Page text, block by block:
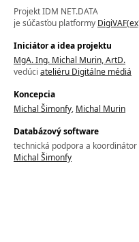
Projekt IDM NET.DATA
je súčasťou platformy
Iniciátor a idea projektu
MgA. Ing. Michal Murin, ArtD.
vedúci ateliéru Digitálne médiá
Koncepcia
Michal Šimonfy, Michal Murin
Databázový software
technická podpora a
Michal Šimonfy